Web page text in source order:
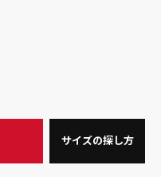
サイズの探し方